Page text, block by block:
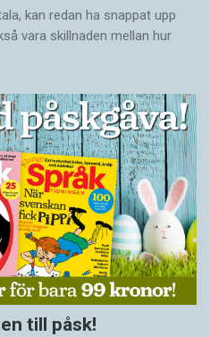
kan redan ha snappat upp
vara skillnaden mellan hur
till påsk!